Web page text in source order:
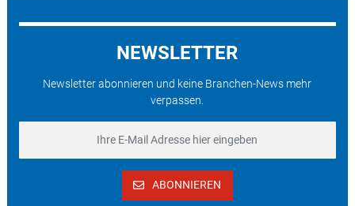
NEWSLETTER
Newsletter abonnieren und keine Branchen-News mehr
verpassen.
ABONNIEREN